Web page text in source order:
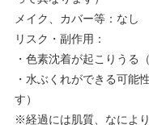
メイク、カバー等：なし
リスク・副作用：
・色素沈着が起こりうる
・水ぶくれができる可能
す）
※経過には肌質、なによ